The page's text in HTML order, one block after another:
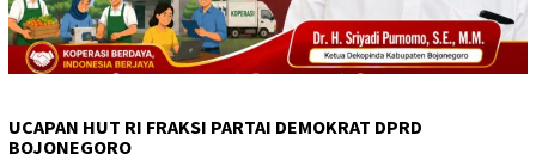
UCAPAN HUT RI FRAKSI PARTAI DEMOKRAT DPRD
BOJONEGORO